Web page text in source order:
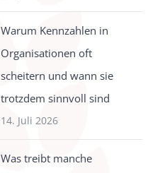
Warum Kennzahlen in
Organisationen oft
scheitern und wann sie
trotzdem sinnvoll sind
14. Juli 2026
Was treibt manche